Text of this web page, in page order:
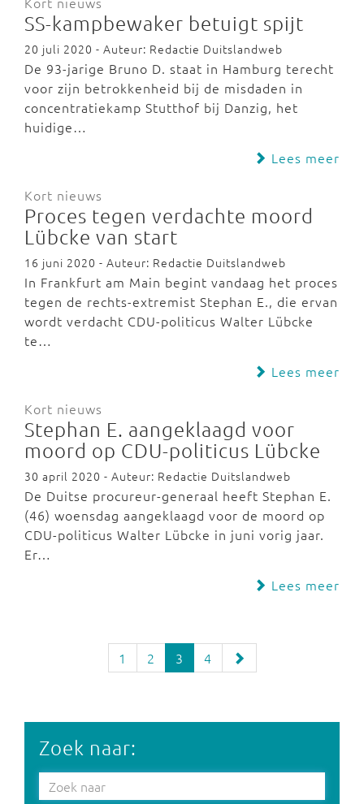
SS-kampbewaker betuigt spijt
20 juli 2020 - Auteur: Redactie Duitslandweb
De 93-jarige Bruno D. staat in Hamburg terecht
voor zijn betrokkenheid bij de misdaden in
concentratiekamp Stutthof bij Danzig, het
huidige…
Lees meer
Kort nieuws
Proces tegen verdachte moord
Lübcke van start
16 juni 2020 - Auteur: Redactie Duitslandweb
In Frankfurt am Main begint vandaag het proces
tegen de rechts-extremist Stephan E., die ervan
wordt verdacht CDU-politicus Walter Lübcke
te…
Lees meer
Kort nieuws
Stephan E. aangeklaagd voor
moord op CDU-politicus Lübcke
30 april 2020 - Auteur: Redactie Duitslandweb
De Duitse procureur-generaal heeft Stephan E.
(46) woensdag aangeklaagd voor de moord op
CDU-politicus Walter Lübcke in juni vorig jaar.
Er…
Lees meer
1 2 3 4
Zoek naar: